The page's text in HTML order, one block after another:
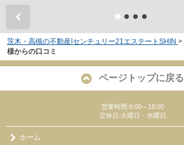
茨木・高槻の不動産|センチュリー21エステートSHIN >
様からの口コミ
ページトップに戻る
営業時間:9:00～18:00
定休日:火曜日・水曜日
ホーム